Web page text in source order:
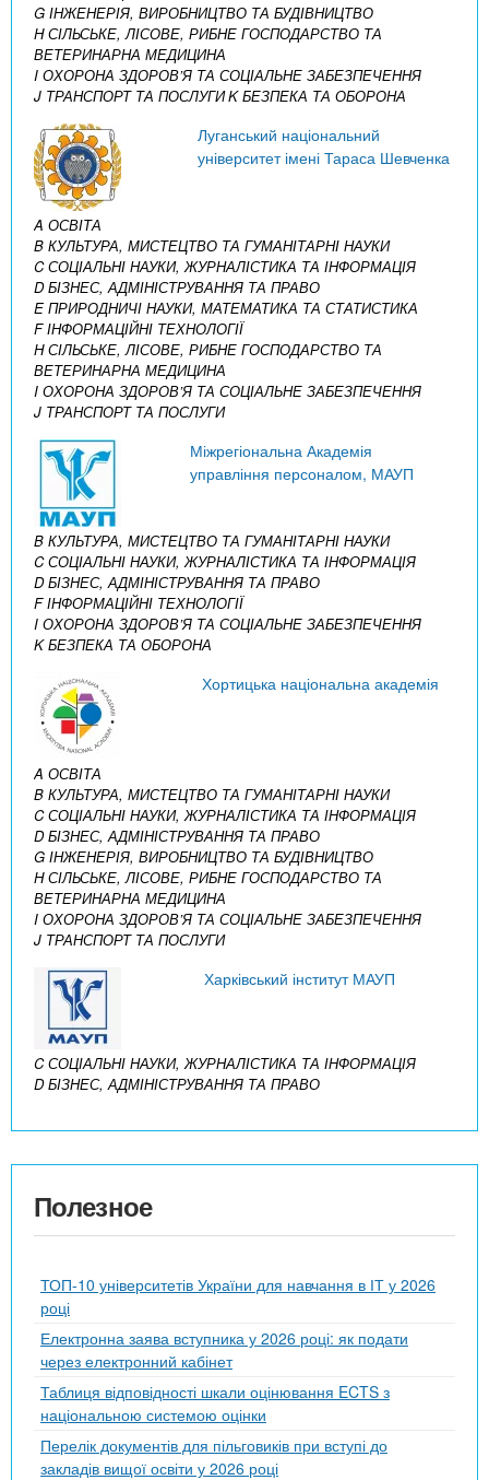
G ІНЖЕНЕРІЯ, ВИРОБНИЦТВО ТА БУДІВНИЦТВО
H СІЛЬСЬКЕ, ЛІСОВЕ, РИБНЕ ГОСПОДАРСТВО ТА
ВЕТЕРИНАРНА МЕДИЦИНА
I ОХОРОНА ЗДОРОВ’Я ТА СОЦІАЛЬНЕ ЗАБЕЗПЕЧЕННЯ
J ТРАНСПОРТ ТА ПОСЛУГИK БЕЗПЕКА ТА ОБОРОНА
Луганський національний
університет імені Тараса Шевченка
A ОСВІТА
B КУЛЬТУРА, МИСТЕЦТВО ТА ГУМАНІТАРНІ НАУКИ
C СОЦІАЛЬНІ НАУКИ, ЖУРНАЛІСТИКА ТА ІНФОРМАЦІЯ
D БІЗНЕС, АДМІНІСТРУВАННЯ ТА ПРАВО
E ПРИРОДНИЧІ НАУКИ, МАТЕМАТИКА ТА СТАТИСТИКА
F ІНФОРМАЦІЙНІ ТЕХНОЛОГІЇ
H СІЛЬСЬКЕ, ЛІСОВЕ, РИБНЕ ГОСПОДАРСТВО ТА
ВЕТЕРИНАРНА МЕДИЦИНА
I ОХОРОНА ЗДОРОВ’Я ТА СОЦІАЛЬНЕ ЗАБЕЗПЕЧЕННЯ
J ТРАНСПОРТ ТА ПОСЛУГИ
Міжрегіональна Академія
управління персоналом, МАУП
B КУЛЬТУРА, МИСТЕЦТВО ТА ГУМАНІТАРНІ НАУКИ
C СОЦІАЛЬНІ НАУКИ, ЖУРНАЛІСТИКА ТА ІНФОРМАЦІЯ
D БІЗНЕС, АДМІНІСТРУВАННЯ ТА ПРАВО
F ІНФОРМАЦІЙНІ ТЕХНОЛОГІЇ
I ОХОРОНА ЗДОРОВ’Я ТА СОЦІАЛЬНЕ ЗАБЕЗПЕЧЕННЯ
K БЕЗПЕКА ТА ОБОРОНА
Хортицька національна академія
A ОСВІТА
B КУЛЬТУРА, МИСТЕЦТВО ТА ГУМАНІТАРНІ НАУКИ
C СОЦІАЛЬНІ НАУКИ, ЖУРНАЛІСТИКА ТА ІНФОРМАЦІЯ
D БІЗНЕС, АДМІНІСТРУВАННЯ ТА ПРАВО
G ІНЖЕНЕРІЯ, ВИРОБНИЦТВО ТА БУДІВНИЦТВО
H СІЛЬСЬКЕ, ЛІСОВЕ, РИБНЕ ГОСПОДАРСТВО ТА
ВЕТЕРИНАРНА МЕДИЦИНА
I ОХОРОНА ЗДОРОВ’Я ТА СОЦІАЛЬНЕ ЗАБЕЗПЕЧЕННЯ
J ТРАНСПОРТ ТА ПОСЛУГИ
Харківський інститут МАУП
C СОЦІАЛЬНІ НАУКИ, ЖУРНАЛІСТИКА ТА ІНФОРМАЦІЯ
D БІЗНЕС, АДМІНІСТРУВАННЯ ТА ПРАВО
Полезное
ТОП-10 університетів України для навчання в ІТ у 2026
році
Електронна заява вступника у 2026 році: як подати
через електронний кабінет
Таблиця відповідності шкали оцінювання ECTS з
національною системою оцінки
Перелік документів для пільговиків при вступі до
закладів вищої освіти у 2026 році